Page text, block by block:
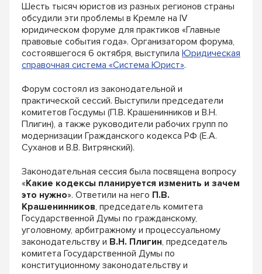
Шесть тысяч юристов из разных регионов страны
обсудили эти проблемы в Кремле на IV
юридическом форуме для практиков «Главные
правовые события года». Организатором форума,
состоявшегося 6 октября, выступила Юридическая
справочная система «Система Юрист».
Форум состоял из законодательной и
практической сессий. Выступили председатели
комитетов Госдумы (П.В. Крашенинников и В.Н.
Плигин), а также руководители рабочих групп по
модернизации Гражданского кодекса РФ (Е.А.
Суханов и В.В. Витрянский).
Законодательная сессия была посвящена вопросу
«Какие кодексы планируется изменить и зачем
это нужно». Ответили на него П.В.
Крашенинников, председатель комитета
Государственной Думы по гражданскому,
уголовному, арбитражному и процессуальному
законодательству и В.Н. Плигин, председатель
комитета Государственной Думы по
конституционному законодательству и